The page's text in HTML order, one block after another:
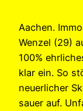
Aachen.
Wenzel (29)
100%
klar ein. So
neuerlicher
sauer auf.